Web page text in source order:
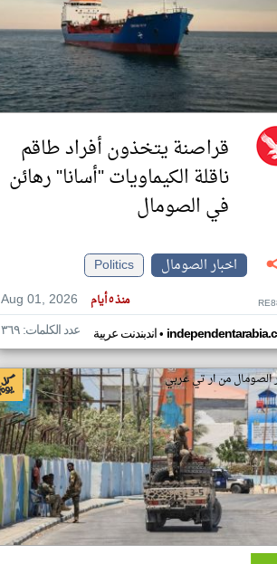
قراصنة يتخذون أفراد طاقم
ناقلة الكيماويات "أسانا" رهائن
في الصومال
اخبار الصومال
Politics
Aug 01, 2026
منذ ٥ أيام
اندبندنت عربية• عدد الكلمات: ٣٦٩
الصومال من ار تي عربي